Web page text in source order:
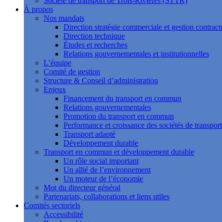
À propos
Nos mandats
Direction stratégie commerciale et gestion
Direction technique
Études et recherches
Relations gouvernementales et institutionnelles
L’équipe
Comité de gestion
Structure & Conseil d’administration
Enjeux
Financement du transport en commun
Relations gouvernementales
Promotion du transport en commun
Performance et croissance des sociétés de transport
Transport adapté
Développement durable
Transport en commun et développement durable
Un rôle social important
Un allié de l’environnement
Un moteur de l’économie
Mot du directeur général
Partenariats, collaborations et liens utiles
Comités sectoriels
Accessibilité